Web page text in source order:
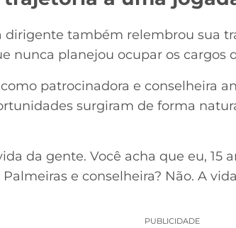
dirigente também relembrou sua
nunca planejou ocupar os cargos
patrocinadora e conselheira
surgiram de forma
da gente. Você acha que eu, 15
e conselheira? Não. A
PUBLICIDADE